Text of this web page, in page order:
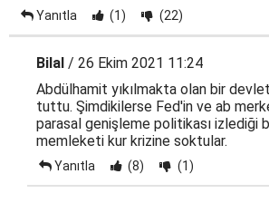
Yanıtla (1) (22)
Bilal / 26 Ekim 2021 11:24
Abdülhamit yıkılmakta olan bir
tuttu. Şimdikilerse Fed'in ve ab
parasal genişleme politikası izlediği
memleketi kur krizine soktular.
Yanıtla (8) (1)